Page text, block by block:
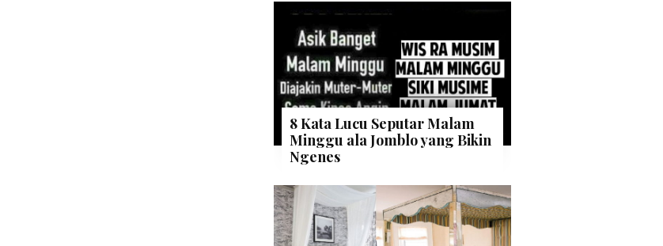
8 Kata Lucu Seputar Malam
Minggu ala Jomblo yang Bikin
Ngenes